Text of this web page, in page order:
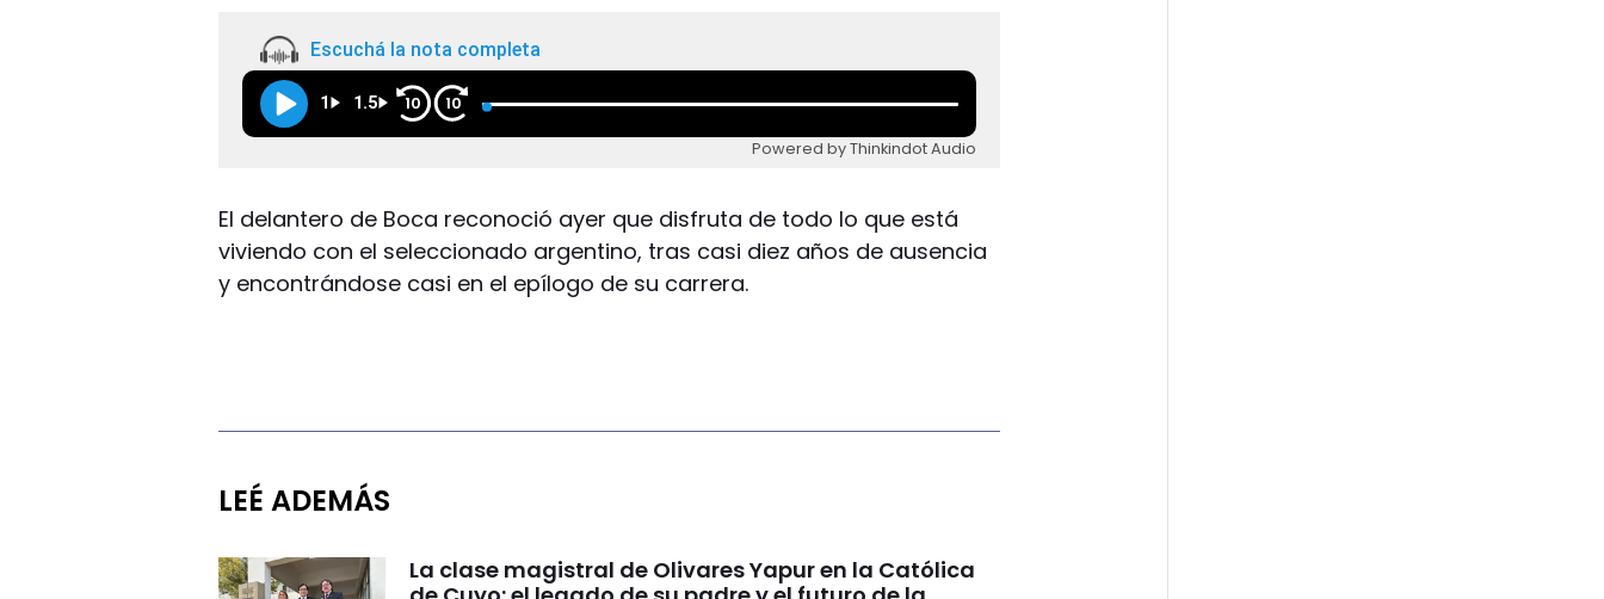
Escuchá la nota completa
1 1.5 10 10
Powered by Thinkindot Audio
El delantero de Boca reconoció ayer que disfruta de todo lo que está
viviendo con el seleccionado argentino, tras casi diez años de ausencia
y encontrándose casi en el epílogo de su carrera.
LEÉ ADEMÁS
La clase magistral de Olivares Yapur en la Católica